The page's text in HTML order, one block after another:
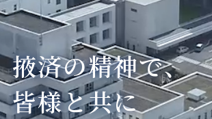
掖済の精神で、
皆様と共に